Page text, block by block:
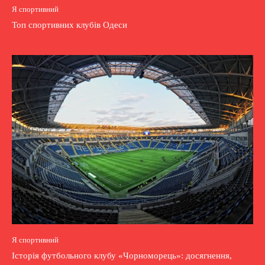
Я спортивний
Топ спортивних клубів Одеси
Я спортивний
Історія футбольного клубу «Чорноморець»: досягнення,